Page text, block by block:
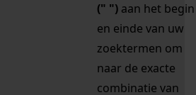
(" ") aan het begin
en einde van uw
zoektermen om
naar de exacte
combinatie van